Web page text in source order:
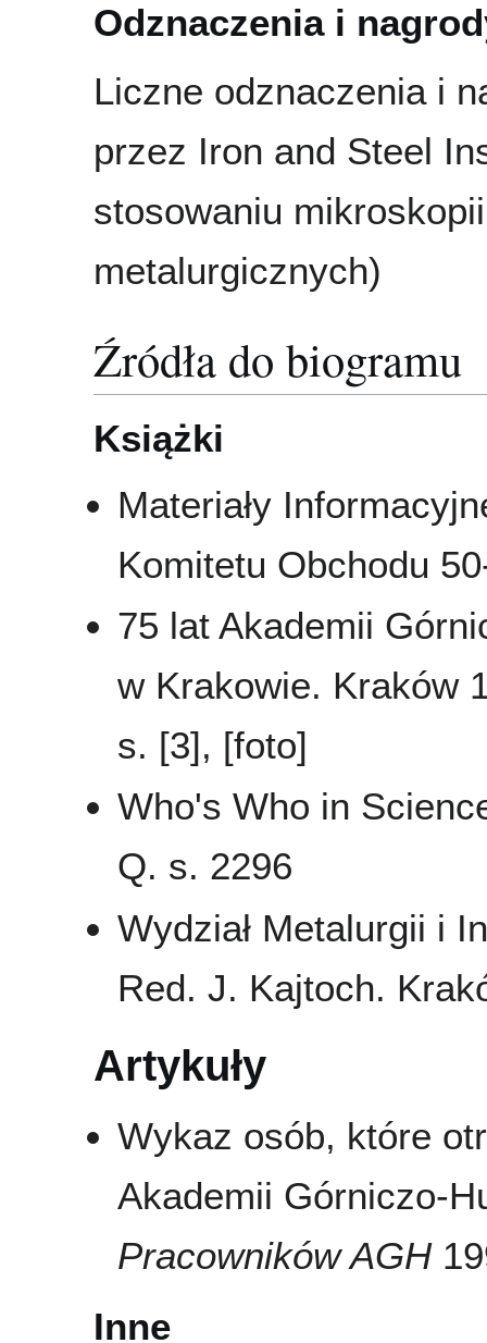
Odznaczenia i
Liczne odznaczenia i
przez Iron and Steel
stosowaniu
metalurgicznych)
Źródła do biogramu
Książki
Materiały
Komitetu Obchodu
75 lat Akademii
w Krakowie. Kraków
s. [3], [foto]
Who's Who in
Q. s. 2296
Wydział Metalurgii i
Red. J. Kajtoch.
Artykuły
Wykaz osób, które
Akademii Górniczo-
Pracowników AGH
Inne